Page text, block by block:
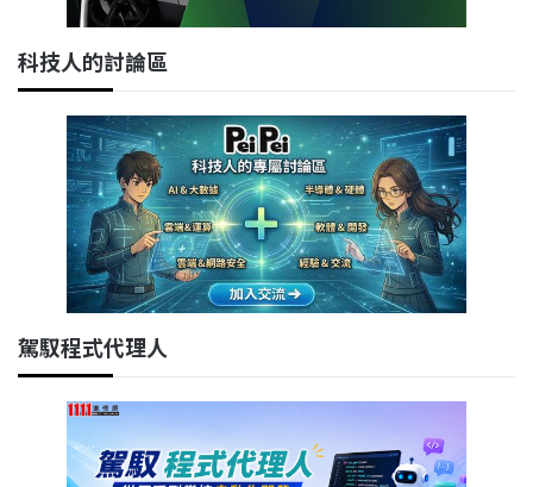
科技人的討論區
駕馭程式代理人